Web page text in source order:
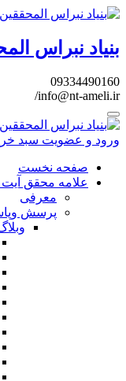
بنیاد نبراس
09334490160
info@nt-ameli.ir/
ورود و عضویت سبد
صفحه نخست
علامه محقق آیت
معرفی
پرسش